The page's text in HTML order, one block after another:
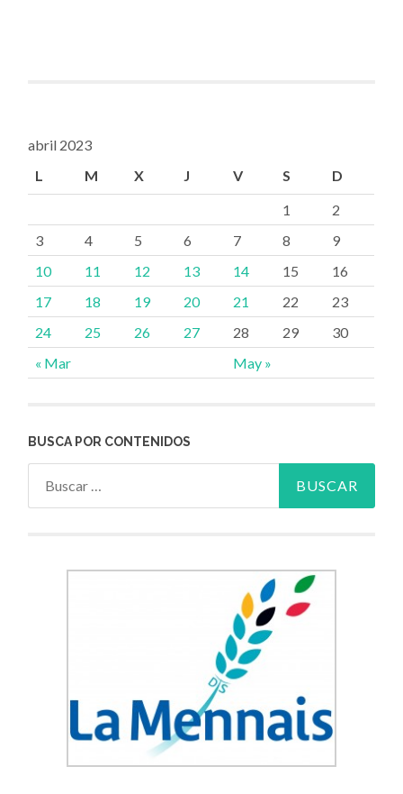
abril 2023
L
M X J V S D
« Mar May »
1
2
3
4 5 6 7 8
9
10
11 12 13 14 15
16
17
18 19 20 21 22
23
24
25 26 27 28 29 30
BUSCA POR CONTENIDOS